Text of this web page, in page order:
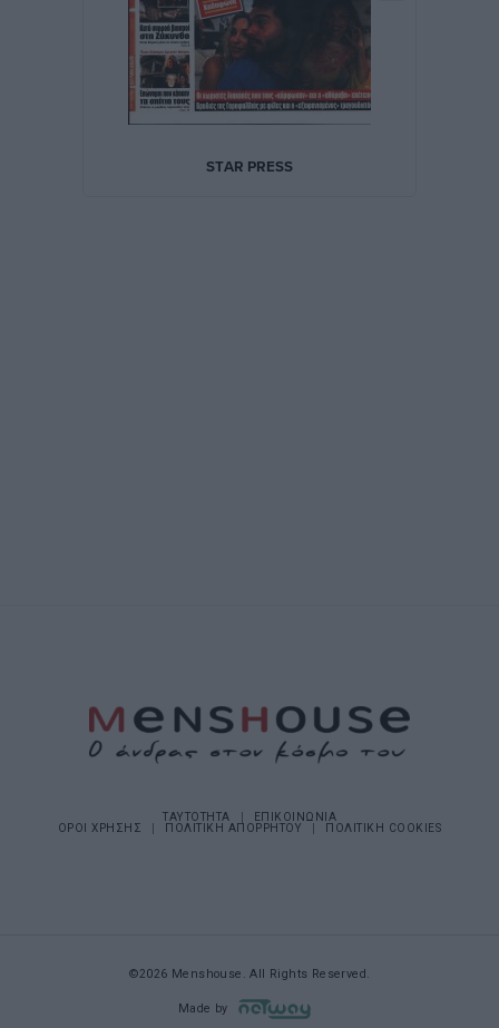
ΤΑΥΤΟΤΗΤΑ
ΕΠΙΚΟΙΝΩΝΙΑ
ΟΡΟΙ ΧΡΗΣΗΣ
ΠΟΛΙΤΙΚΗ ΑΠΟΡΡΗΤΟΥ ΠΟΛΙΤΙΚΗ COOKIES
©2026 Menshouse. All Rights Reserved.
Made by